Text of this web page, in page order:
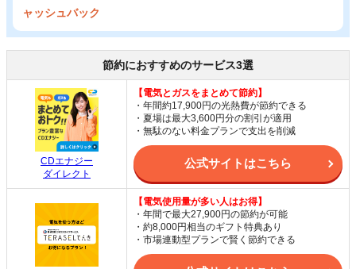
ャッシュバック
節約におすすめのサービス3選
CDエナジー
ダイレクト
【電気とガスをまとめて節約】
・年間約17,900円の光熱費が節約できる
・夏場は最大3,600円分の割引が適用
・無駄のない料金プランで支出を削減
公式サイトはこちら
【電気使用量が多い人はお得】
・年間で最大27,900円の節約が可能
・約8,000円相当のギフト特典あり
・市場連動型プランで賢く節約できる